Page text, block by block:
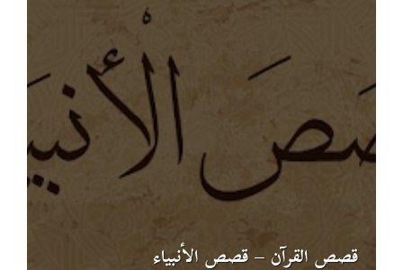
قصص القرآن – قصص الأنبياء